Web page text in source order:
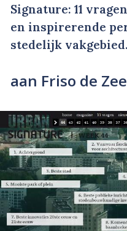
Signature: 11
en inspirerende
stedelijk vakgebied.
aan Friso de